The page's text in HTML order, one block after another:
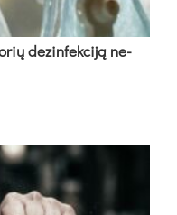
de­zin­fek­ci­ją ne­